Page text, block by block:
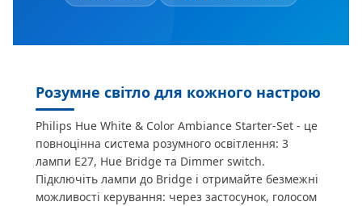
Розумне світло для кожного настрою
Philips Hue White & Color Ambiance Starter-Set - це
повноцінна система розумного освітлення: 3
лампи E27, Hue Bridge та Dimmer switch.
Підключіть лампи до Bridge і отримайте безмежні
можливості керування: через застосунок, голосом